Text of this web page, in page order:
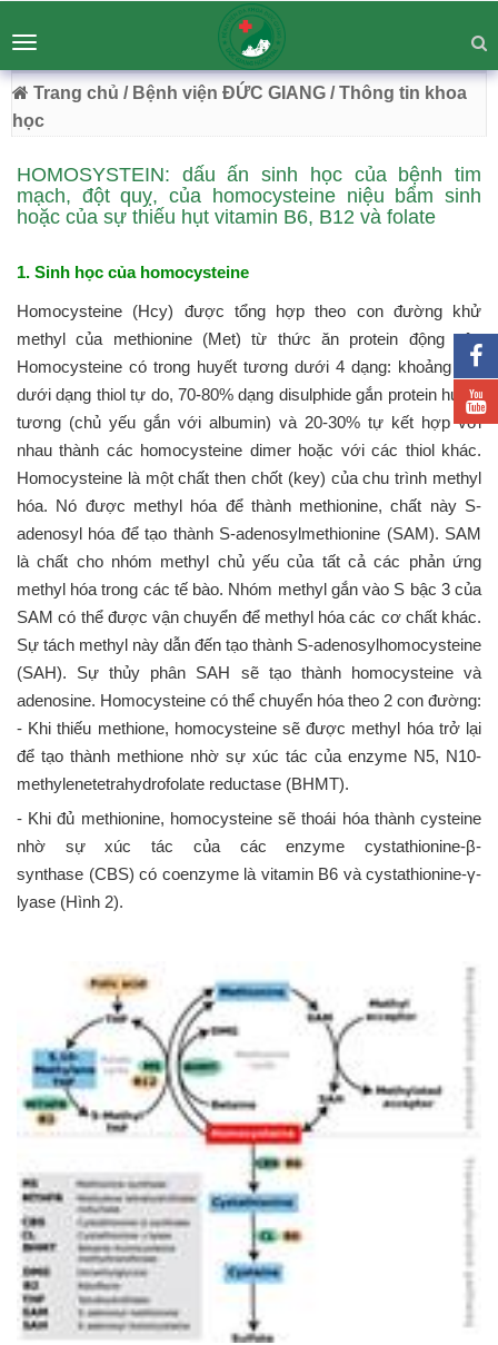
BỆNH VIỆN ĐA KHOA ĐỨC GIANG
Chuyên Sâu - Tận Tâm - Vươn Tầm
54 Trường Lâm, Việt Hưng, Hà Nội
Toggle
navigation
Trang chủ / Bệnh viện ĐỨC GIANG / Thông tin khoa
học
HOMOSYSTEIN: dấu ấn sinh học của bệnh tim
mạch, đột quỵ, của homocysteine niệu bẩm sinh
hoặc của sự thiếu hụt vitamin B6, B12 và folate
1. Sinh học của homocysteine
Homocysteine (Hcy) được tổng hợp theo con đường khử
methyl của methionine (Met) từ thức ăn protein động vật.
Homocysteine có trong huyết tương dưới 4 dạng: khoảng 1%
dưới dạng thiol tự do, 70-80% dạng disulphide gắn protein huyết
tương (chủ yếu gắn với albumin) và 20-30% tự kết hợp với
nhau thành các homocysteine dimer hoặc với các thiol khác.
Homocysteine là một chất then chốt (key) của chu trình methyl
hóa. Nó được methyl hóa để thành methionine, chất này S-
adenosyl hóa để tạo thành S-adenosylmethionine (SAM). SAM
là chất cho nhóm methyl chủ yếu của tất cả các phản ứng
methyl hóa trong các tế bào. Nhóm methyl gắn vào S bậc 3 của
SAM có thể được vận chuyển để methyl hóa các cơ chất khác.
Sự tách methyl này dẫn đến tạo thành S-adenosylhomocysteine
(SAH). Sự thủy phân SAH sẽ tạo thành homocysteine và
adenosine. Homocysteine có thể chuyển hóa theo 2 con đường:
- Khi thiếu methione, homocysteine sẽ được methyl hóa trở lại
để tạo thành methione nhờ sự xúc tác của enzyme N5, N10-
methylenetetrahydrofolate reductase (BHMT).
- Khi đủ methionine, homocysteine sẽ thoái hóa thành cysteine
nhờ sự xúc tác của các enzyme cystathionine-β-
synthase (CBS) có coenzyme là vitamin B6 và cystathionine-γ-
lyase (Hình 2).